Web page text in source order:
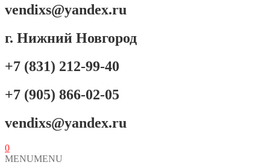
vendixs@yandex.ru
г. Нижний Новгород
+7 (831) 212-99-40
+7 (905) 866-02-05
vendixs@yandex.ru
0
MENUMENU